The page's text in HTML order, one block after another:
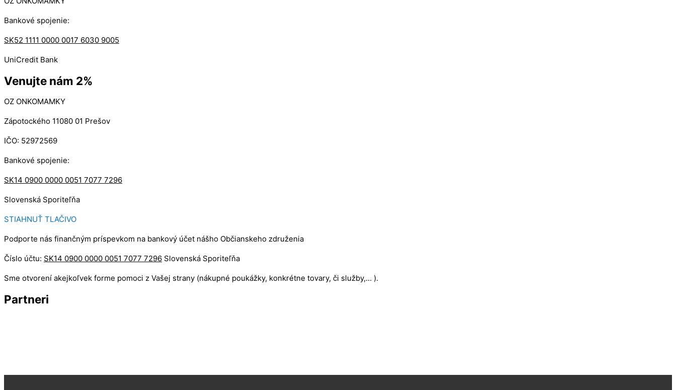
Bankové spojenie:
SK52 1111 0000 0017 6030 9005
UniCredit Bank
Venujte nám 2%
OZ ONKOMAMKY
Zápotockého 11080 01 Prešov
IČO: 52972569
Bankové spojenie:
SK14 0900 0000 0051 7077 7296
Slovenská Sporiteľňa
STIAHNUŤ TLAČIVO
Podporte nás finančným príspevkom na bankový účet nášho Občianskeho združenia
Číslo účtu: SK14 0900 0000 0051 7077 7296 Slovenská Sporiteľňa
Sme otvorení akejkoľvek forme pomoci z Vašej strany (nákupné poukážky, konkrétne tovary, či služby,… ).
Partneri